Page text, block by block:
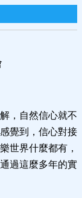
，自然信心就不
覺到，信心對接
世界什麼都有，
過這麼多年的實